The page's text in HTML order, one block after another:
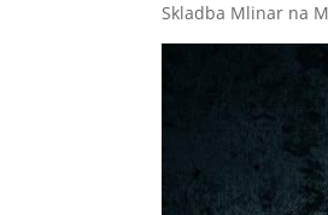
Skladba Mlinar na